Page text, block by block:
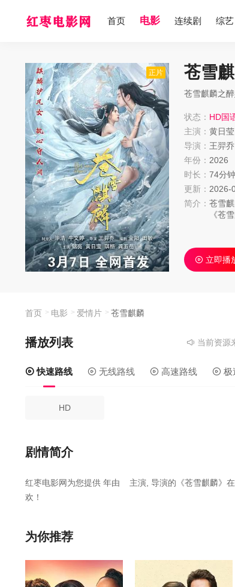
首页 电影 连续剧 综艺
正片 苍雪
苍雪麒麟之
状态： HD国
主演： 黄日莹
导演： 王羿乔
年份： 2026
时长： 74分钟
更新： 2026-
简介： 苍雪
《苍
主阴
城。
立即播
首页 电影 爱情片 苍雪麒麟
播放列表 当前资源来源
快速路线 无线路线 高速路线 极
HD
剧情简介
红枣电影网为您提供 年由
主演, 导演的《苍雪麒麟》
欢！
城。
为你推荐